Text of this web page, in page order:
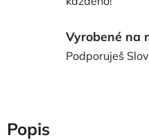
Vyrobené na
Podporuješ
Popis